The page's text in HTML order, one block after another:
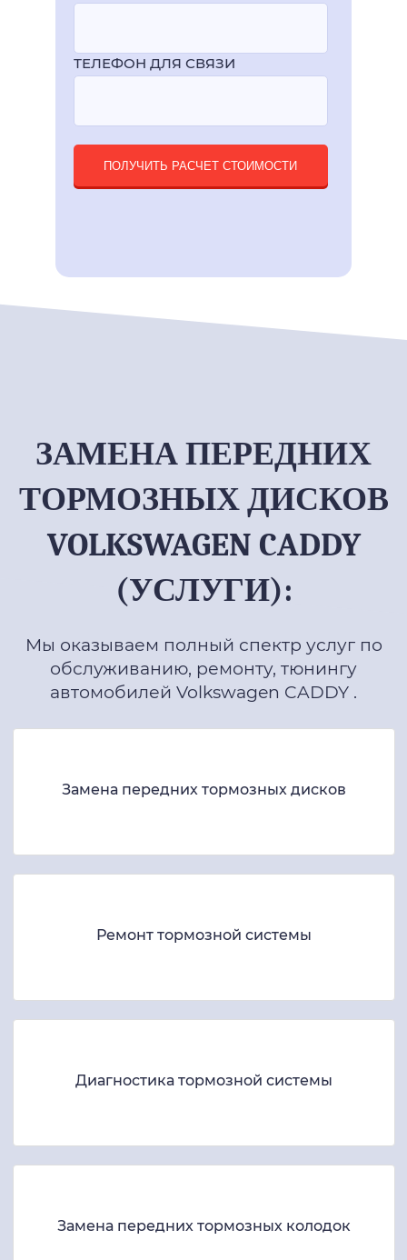
ТЕЛЕФОН ДЛЯ СВЯЗИ
ПОЛУЧИТЬ РАСЧЕТ СТОИМОСТИ
ЗАМЕНА ПЕРЕДНИХ
ТОРМОЗНЫХ ДИСКОВ
VOLKSWAGEN CADDY
(УСЛУГИ):
Мы оказываем полный спектр услуг по
обслуживанию, ремонту, тюнингу
автомобилей Volkswagen CADDY .
Замена передних тормозных дисков
Ремонт тормозной системы
Диагностика тормозной системы
Замена передних тормозных колодок